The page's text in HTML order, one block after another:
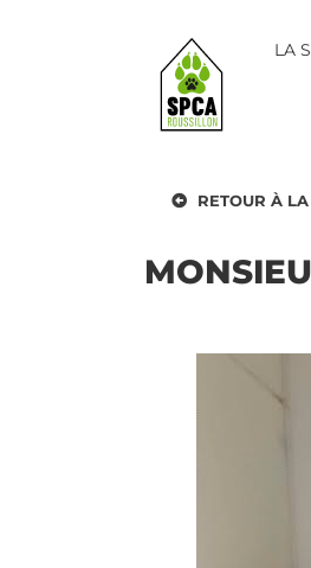
LA
RETOUR À LA